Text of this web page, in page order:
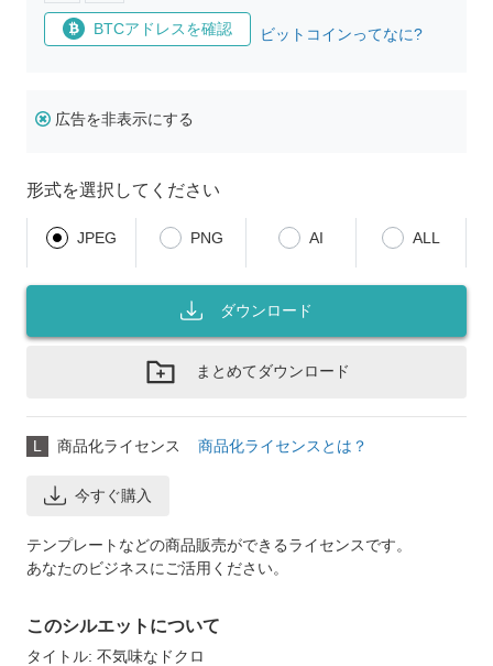
BTCアドレスを確認 ビットコインってなに?
広告を非表示にする
形式を選択してください
JPEG PNG AI ALL
ダウンロード
まとめてダウンロード
L 商品化ライセンス 商品化ライセンスとは？
今すぐ購入
テンプレートなどの商品販売ができるライセンスです。
あなたのビジネスにご活用ください。
このシルエットについて
タイトル: 不気味なドクロ